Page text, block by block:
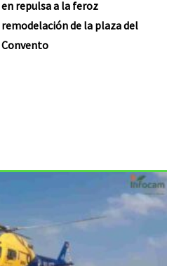
en repulsa a la feroz
remodelación de la plaza del
Convento